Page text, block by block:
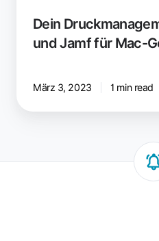
Dein
und Jamf für Mac-
März 3, 2023 1 min read